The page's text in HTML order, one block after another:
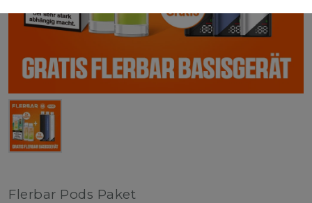
Flerbar Pods Paket